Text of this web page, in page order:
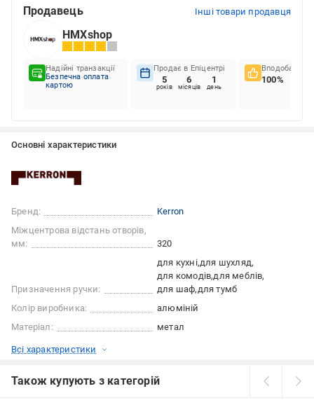
Продавець Інші товари продавця
HMXshop
Надійні транзакції
Безпечна оплата
картою
Продає в Епіцентрі
5
років
6
місяців
1
день
Вподобання
100%
Основні характеристики
Бренд:
Kerron
Міжцентрова відстань отворів,
мм:
320
Призначення ручки:
для кухні для шухляд
для комодів для меблів
для шаф для тумб
Колір виробника:
алюміній
Матеріал:
метал
Всі характеристики
Також купують з категорій